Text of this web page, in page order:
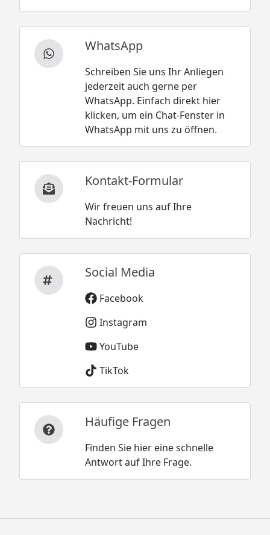
WhatsApp
Schreiben Sie uns Ihr Anliegen
jederzeit auch gerne per
WhatsApp. Einfach direkt hier
klicken, um ein Chat-Fenster in
WhatsApp mit uns zu öffnen.
Kontakt-Formular
Wir freuen uns auf Ihre
Nachricht!
Social Media
Facebook
Instagram
YouTube
TikTok
Häufige Fragen
Finden Sie hier eine schnelle
Antwort auf Ihre Frage.